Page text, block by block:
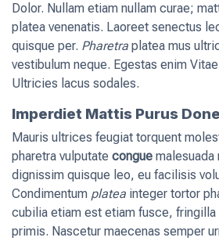
Dolor. Nullam etiam nullam curae;
platea venenatis. Laoreet senectus
quisque per. Pharetra platea mus
vestibulum neque. Egestas enim
Ultricies lacus sodales.
Imperdiet Mattis Purus
Mauris ultrices feugiat torquent
pharetra vulputate congue
dignissim quisque leo, eu facilisis
Condimentum platea integer tortor
cubilia etiam est etiam fusce,
primis. Nascetur maecenas semper